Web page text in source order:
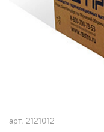
арт. 2121012